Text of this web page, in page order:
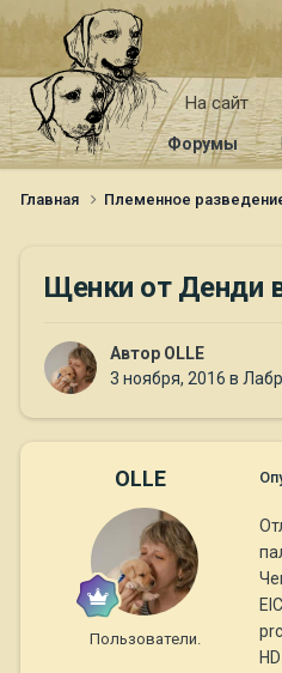
На сайт
Форумы
Главная Племенное
Щенки от Денди
Автор OLLE
3 ноября, 2016 в
OLLE
Пользователи.